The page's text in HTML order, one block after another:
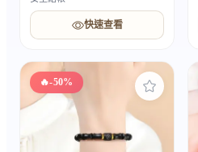
快速查看
🔥-50%